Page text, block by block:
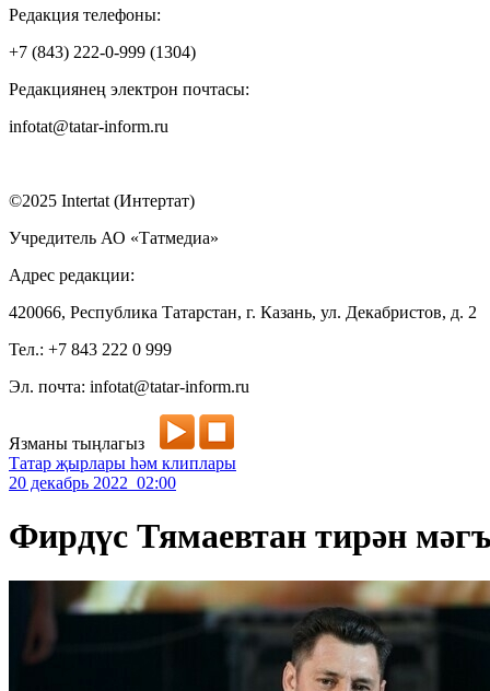
Редакция телефоны:
+7 (843) 222-0-999 (1304)
Редакциянең электрон почтасы:
infotat@tatar-inform.ru
©2025 Intertat (Интертат)
Учредитель АО «Татмедиа»
Адрес редакции:
420066, Республика Татарстан, г. Казань, ул. Декабристов, д. 2
Тел.: +7 843 222 0 999
Эл. почта: infotat@tatar-inform.ru
Язманы тыңлагыз
Татар җырлары һәм клиплары
20 декабрь 2022 02:00
Фирдүс Тямаевтан тирән